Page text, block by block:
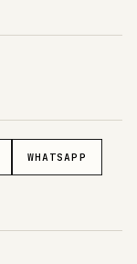
WHATSAPP